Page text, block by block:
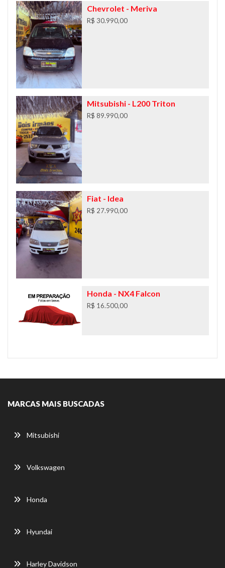
Chevrolet - Meriva
R$ 30.990,00
Mitsubishi- L200 Triton
R$ 89.990,00
Fiat - Idea
R$ 27.990,00
Honda - NX4 Falcon
R$ 16.500,00
MARCAS MAIS BUSCADAS
Mitsubishi
Volkswagen
Honda
Hyundai
Harley Davidson